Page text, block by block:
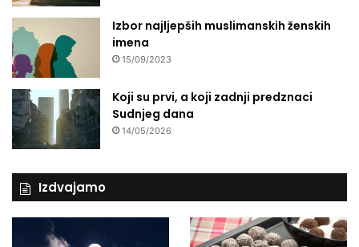
Izbor najljepših muslimanskih ženskih
imena
15/09/2023
Koji su prvi, a koji zadnji predznaci
Sudnjeg dana
14/05/2026
Izdvajamo